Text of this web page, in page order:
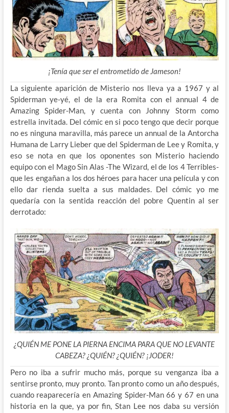
¡Tenía que ser el entrometido de Jameson!
La siguiente aparición de Misterio nos lleva ya a 1967 y al
Spiderman ye-yé, el de la era Romita con el annual 4 de
Amazing Spider-Man, y cuenta con Johnny Storm como
estrella invitada. Del cómic en si poco tengo que decir porque
no es ninguna maravilla, más parece un annual de la Antorcha
Humana de Larry Lieber que del Spiderman de Lee y Romita, y
eso se nota en que los oponentes son Misterio haciendo
equipo con el Mago Sin Alas -The Wizard, el de los 4 Terribles-
que les engañan a los dos héroes para hacer una película y con
ello dar rienda suelta a sus maldades. Del cómic yo me
quedaría con la sentida reacción del pobre Quentin al ser
derrotado:
¿QUIÉN ME PONE LA PIERNA ENCIMA PARA QUE NO LEVANTE
CABEZA? ¿QUIÉN? ¿QUIÉN? ¡JODER!
Pero no iba a sufrir mucho más, porque su venganza iba a
sentirse pronto, muy pronto. Tan pronto como un año después,
cuando reaparecería en Amazing Spider-Man 66 y 67 en una
historia en la que, ya por fin, Stan Lee nos daba su versión